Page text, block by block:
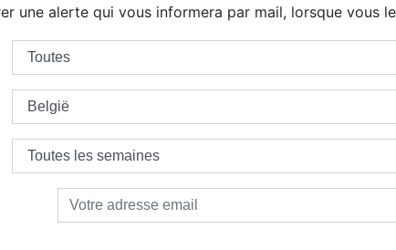
une alerte qui vous informera par mail, lorsque vous